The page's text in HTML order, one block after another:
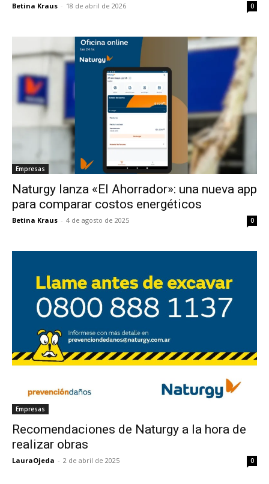
Betina Kraus - 18 de abril de 2026 0
Empresas
Naturgy lanza «El Ahorrador»: una nueva app
para comparar costos energéticos
Betina Kraus - 4 de agosto de 2025 0
Empresas
Recomendaciones de Naturgy a la hora de
realizar obras
LauraOjeda - 2 de abril de 2025 0